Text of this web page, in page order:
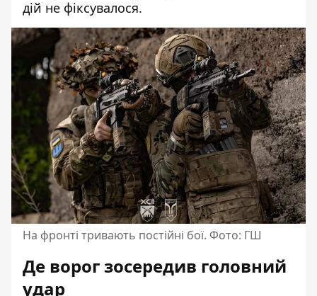
дій не фіксувалося.
На фронті тривають постійні бої. Фото: ГШ
Де ворог зосередив головний
удар